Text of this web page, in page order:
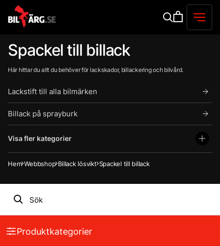
Spackel till billack
Här hittar du allt du behöver för lackskador, billackering och bilvård.
Lackstift till alla bilmärken
Billack på sprayburk
Visa fler kategorier
Hem Webbshop Billack lösvikt Spackel till billack
Produktkategorier